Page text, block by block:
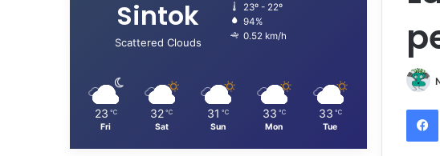
Sintok
Scattered Clouds
23º - 22º
94%
0.52 km/h
23 ℃
Fri
32 ℃
Sat
31 ℃
Sun
33 ℃
Mon
33 ℃
Tue